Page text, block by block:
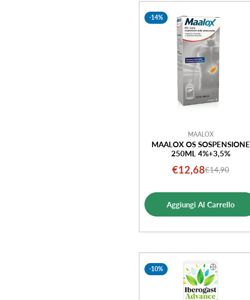
-14%
MAALOX
MAALOX OS SOSPENSIONE
250ML 4%+3,5%
Prezzo
vendita
€12,68Prezzo
€14,90
Aggiungi Al Carrello
-10%